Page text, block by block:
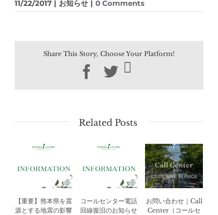
11/22/2017 | お知らせ | 0 Comments
Share This Story, Choose Your Platform!
Facebook
Twitter
Related Posts
【重要】熊本県を震
源とする地震の影響
コールセンター電話
回線復旧のお知らせ
お問い合わせ｜Call
Center（コールセ